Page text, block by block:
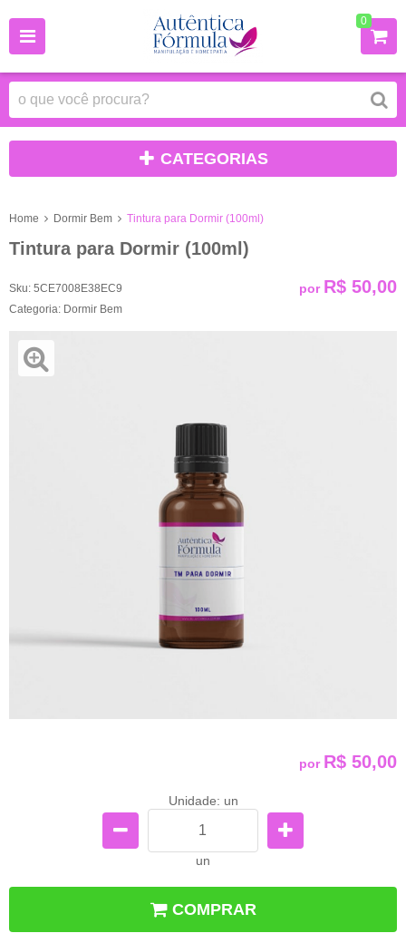
0
CATEGORIAS
Home Dormir Bem Tintura para Dormir (100ml)
Tintura para Dormir (100ml)
Sku: 5CE7008E38EC9
Categoria: Dormir Bem
por R$ 50,00
por R$ 50,00
Unidade: un
un
COMPRAR